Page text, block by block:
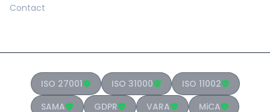
Contact
ISO 27001 ISO 31000
ISO 11002
SAMA
GDPR VARA MiCA